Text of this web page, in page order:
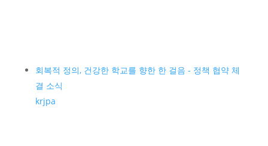
회복적 정의, 건강한 학교를 향한 한 걸음 - 정책 협약 체
결 소식
krjpa